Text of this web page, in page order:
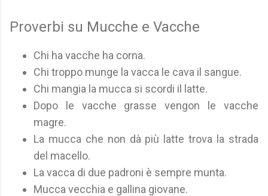
Proverbi su Mucche e Vacche
Chi ha vacche ha corna.
Chi troppo munge la vacca le cava il sangue.
Chi mangia la mucca si scordi il latte.
Dopo le vacche grasse vengon le vacche
magre.
La mucca che non dà più latte trova la strada
del macello.
La vacca di due padroni è sempre munta.
Mucca vecchia e gallina giovane.